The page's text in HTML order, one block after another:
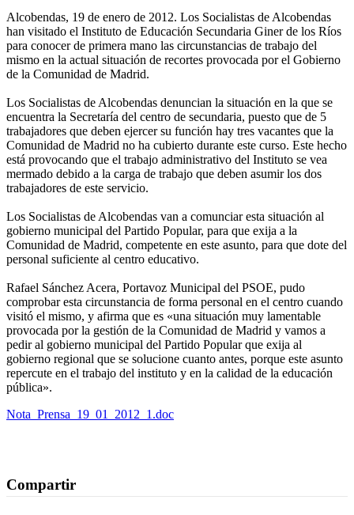
Alcobendas, 19 de enero de 2012. Los Socialistas de Alcobendas
han visitado el Instituto de Educación Secundaria Giner de los Ríos
para conocer de primera mano las circunstancias de trabajo del
mismo en la actual situación de recortes provocada por el Gobierno
de la Comunidad de Madrid.
Los Socialistas de Alcobendas denuncian la situación en la que se
encuentra la Secretaría del centro de secundaria, puesto que de 5
trabajadores que deben ejercer su función hay tres vacantes que la
Comunidad de Madrid no ha cubierto durante este curso. Este hecho
está provocando que el trabajo administrativo del Instituto se vea
mermado debido a la carga de trabajo que deben asumir los dos
trabajadores de este servicio.
Los Socialistas de Alcobendas van a comunciar esta situación al
gobierno municipal del Partido Popular, para que exija a la
Comunidad de Madrid, competente en este asunto, para que dote del
personal suficiente al centro educativo.
Rafael Sánchez Acera, Portavoz Municipal del PSOE, pudo
comprobar esta circunstancia de forma personal en el centro cuando
visitó el mismo, y afirma que es «una situación muy lamentable
provocada por la gestión de la Comunidad de Madrid y vamos a
pedir al gobierno municipal del Partido Popular que exija al
gobierno regional que se solucione cuanto antes, porque este asunto
repercute en el trabajo del instituto y en la calidad de la educación
pública».
Nota_Prensa_19_01_2012_1.doc
Compartir